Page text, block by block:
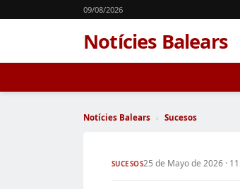
09/08/2026
Notícies Balears
Notícies Balears › Sucesos
SUCESOS25 de Mayo de 2026 ·